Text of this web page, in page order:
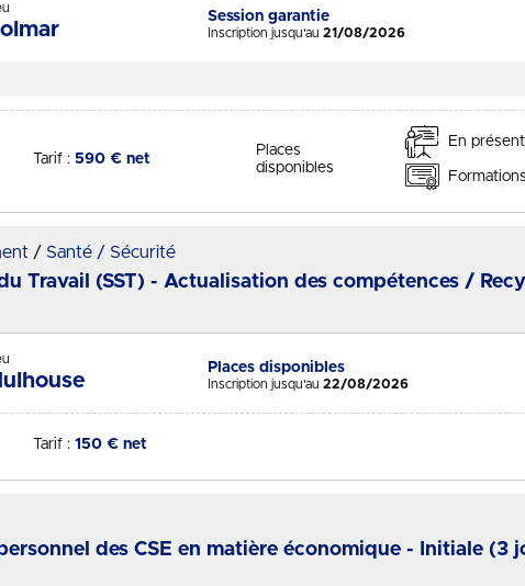
Statut :
Session garantie
Inscription jusqu'au21/08/2026
Tarif : 590 € net
Places
disponibles
En
Santé / Sécurité
Travail (SST) - Actualisation des compétences /
Statut :
Places disponibles
Inscription jusqu'au22/08/2026
Tarif : 150 € net
des CSE en matière économique - Initiale (3